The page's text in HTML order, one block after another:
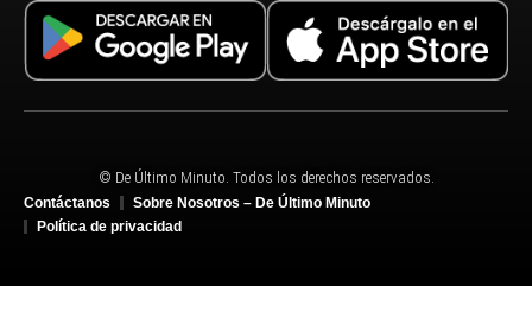
© De Último Minuto. Todos los derechos reservados.
Contáctanos
Sobre Nosotros – De Último Minuto
Política de privacidad